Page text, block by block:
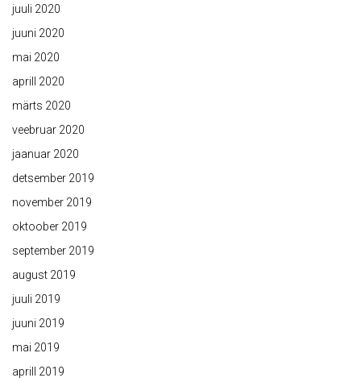
juuli 2020
juuni 2020
mai 2020
aprill 2020
märts 2020
veebruar 2020
jaanuar 2020
detsember 2019
november 2019
oktoober 2019
september 2019
august 2019
juuli 2019
juuni 2019
mai 2019
aprill 2019